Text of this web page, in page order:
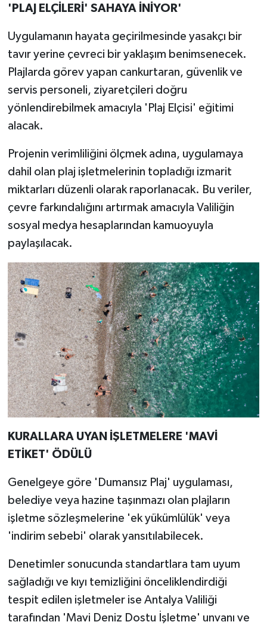
'PLAJ ELÇİLERİ' SAHAYA İNİYOR'
Uygulamanın hayata geçirilmesinde yasakçı bir
tavır yerine çevreci bir yaklaşım benimsenecek.
Plajlarda görev yapan cankurtaran, güvenlik ve
servis personeli, ziyaretçileri doğru
yönlendirebilmek amacıyla 'Plaj Elçisi' eğitimi
alacak.
Projenin verimliliğini ölçmek adına, uygulamaya
dahil olan plaj işletmelerinin topladığı izmarit
miktarları düzenli olarak raporlanacak. Bu veriler,
çevre farkındalığını artırmak amacıyla Valiliğin
sosyal medya hesaplarından kamuoyuyla
paylaşılacak.
KURALLARA UYAN İŞLETMELERE 'MAVİ
ETİKET' ÖDÜLÜ
Genelgeye göre 'Dumansız Plaj' uygulaması,
belediye veya hazine taşınmazı olan plajların
işletme sözleşmelerine 'ek yükümlülük' veya
'indirim sebebi' olarak yansıtılabilecek.
Denetimler sonucunda standartlara tam uyum
sağladığı ve kıyı temizliğini önceliklendirdiği
tespit edilen işletmeler ise Antalya Valiliği
tarafından 'Mavi Deniz Dostu İşletme' unvanı ve